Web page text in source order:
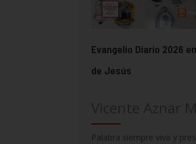
Evangelio Diario 2026
de Jesús
Palabra siempre viva y